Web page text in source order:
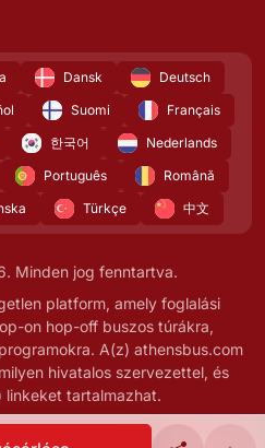
Dansk
Deutsch
Suomi
Français
한국어
Nederlands
Português
Română
Türkçe 中文
Minden jog fenntartva.
platform, amely foglalási
on hop-off buszos túrákra,
A(z) athensbus.com
hivatalos szervezettel, és
linkeket tartalmazhat.